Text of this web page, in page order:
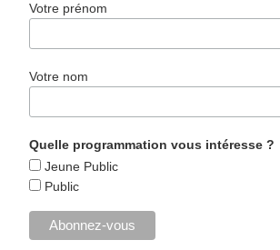
Votre prénom
Votre nom
Quelle programmation vous intéresse ?
Jeune Public
Public